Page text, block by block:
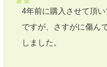
4年前に購入させて頂
ですが、さすがに傷ん
しました。